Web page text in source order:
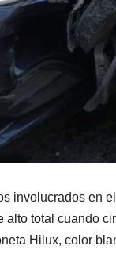
involucrados en
alto total cuando
Hilux, color